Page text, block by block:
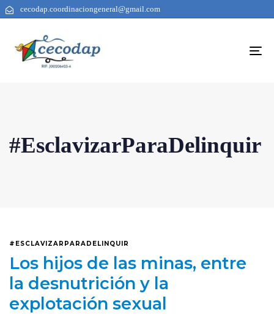
cecodap.coordinaciongeneral@gmail.com
#EsclavizarParaDelinquir
#ESCLAVIZARPARADELINQUIR
Los hijos de las minas, entre
la desnutrición y la
explotación sexual